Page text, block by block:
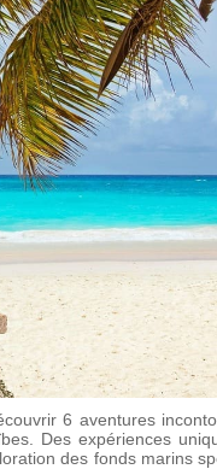
6 aventures
Des expériences
des fonds marins